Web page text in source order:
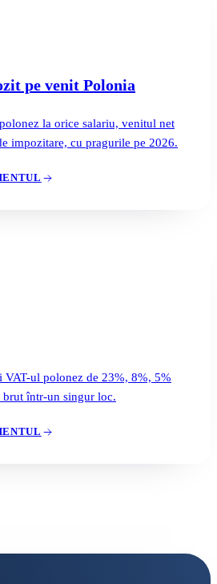
pe venit Polonia
la orice salariu, venitul net
impozitare, cu pragurile pe 2026.
VAT-ul polonez de 23%, 8%, 5%
într-un singur loc.